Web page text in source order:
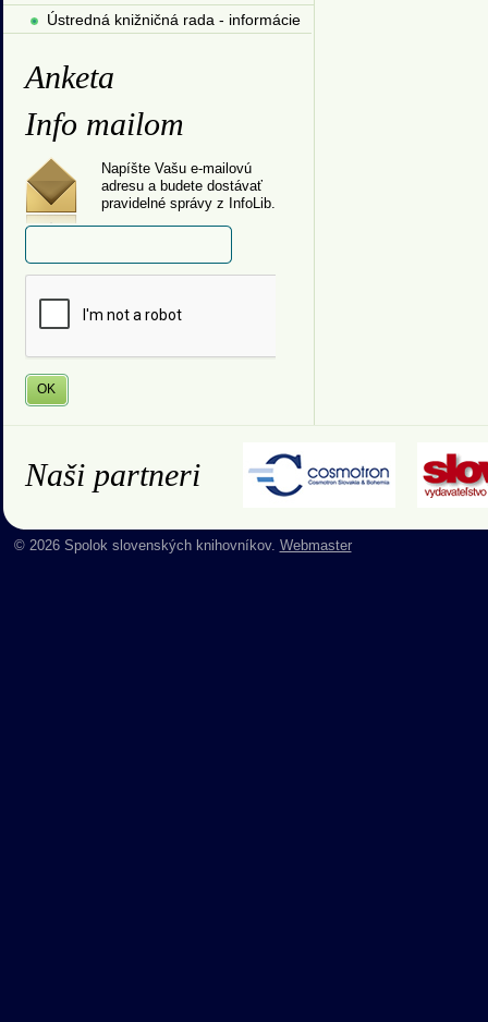
Ústredná knižničná rada - informácie
Anketa
Info mailom
Napíšte Vašu e-mailovú
adresu a budete dostávať
pravidelné správy z InfoLib.
Naši partneri
© 2026 Spolok slovenských knihovníkov. Webmaster